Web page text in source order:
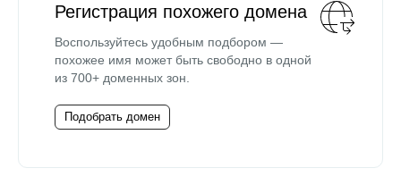
Регистрация похожего домена
Воспользуйтесь удобным подбором —
похожее имя может быть свободно в одной
из 700+ доменных зон.
Подобрать домен